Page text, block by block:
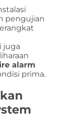
pengujian
juga
alarm
prima.